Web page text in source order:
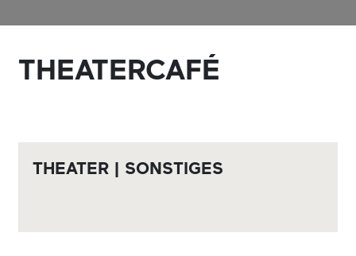
THEATERCAFÉ
THEATER | SONSTIGES